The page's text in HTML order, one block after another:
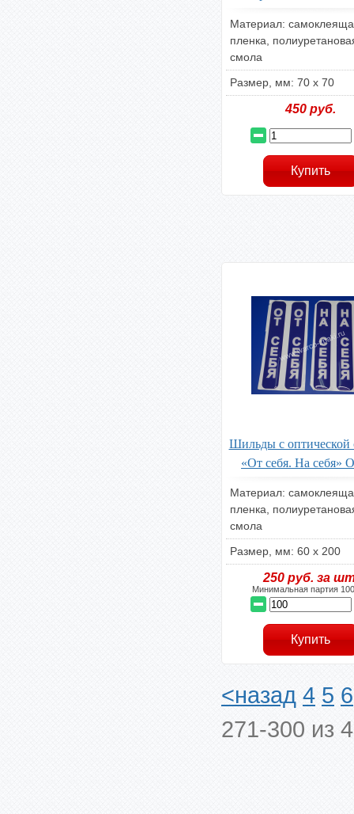
Материал:
пленка,
смола
Размер, мм: 70 х 70
450 руб.
Шильды с оптической
«От себя. На себя»
Материал:
пленка,
смола
Размер, мм: 60 х 200
250руб. за
Минимальная партия
<назад 4 5 6
271-300 из